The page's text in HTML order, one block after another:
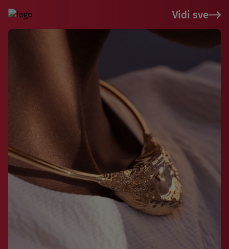
Vidi sve